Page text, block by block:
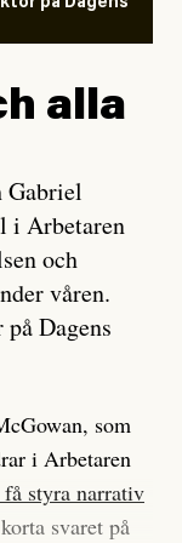
på Dagens
alla
Gabriel
i Arbetaren
och
våren.
Dagens
som
i Arbetaren
få styra narrativ
svaret på